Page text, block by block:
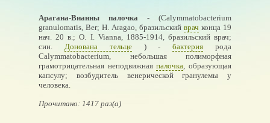
Арагана-Вианны палочка - (Calymmatobacterium
granulomatis, Ber; Н. Aragao, бразильский врач конца 19
нач. 20 в.; О. I. Vianna, 1885-1914, бразильский врач;
син. Донована тельце) -бактерия рода
Calymmatobacterium, небольшая полиморфная
грамотрицательная неподвижнаяпалочка, образующая
капсулу; возбудитель венерической гранулемы у
человека.
Прочитано: 1417 раз(а)